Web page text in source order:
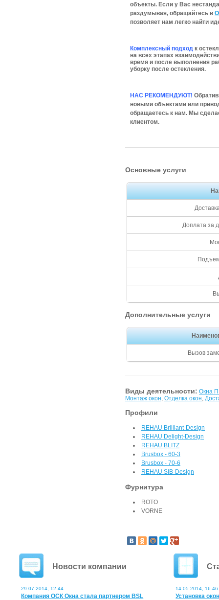
объекты. Если у Вас
раздумывая, обращайтесь в
позволяет нам легко найти
Комплексный подход к
на всех этапах
время и после выполнения
уборку после остекления.
НАС РЕКОМЕНДУЮТ!
новыми объектами или
обращаетесь к нам. Мы
клиентом.
Основные услуги
Доплата за
Дополнительные услуги
Вызов
Виды деятельности: Окна
Монтаж окон Отделка окон
Профили
REHAU Brilliant-Design
REHAU Delight-Design
REHAU BLITZ
Brusbox - 60-3
Brusbox - 70-6
REHAU SIB-Design
Фурнитура
ROTO
VORNE
Новости компании
29-07-2014, 12:44
Компания ОСК Окна стала партнером BSL
14-05-2014, 16:46
Установка